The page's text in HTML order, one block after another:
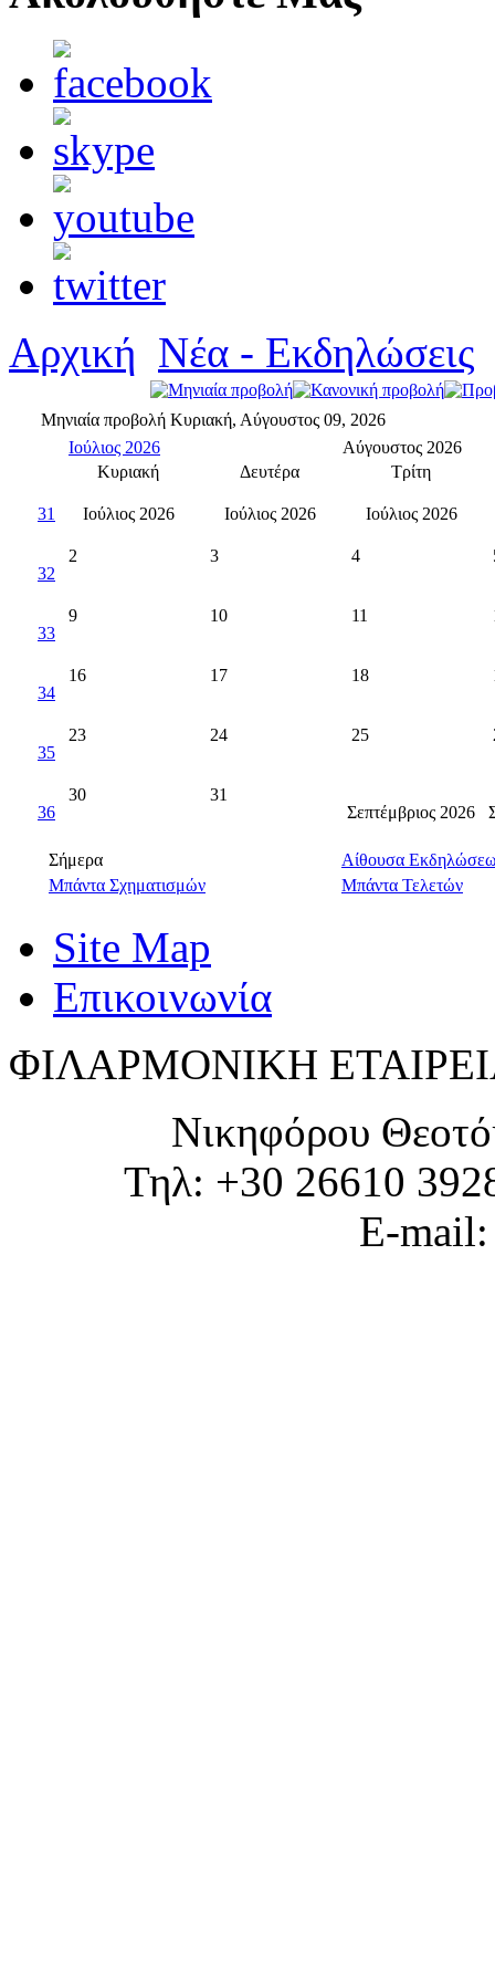
Αρχική Νέα - Εκδηλώσεις
Μηνιαία προβολή Κυριακή, Αύγουστος 09, 2026
Ιούλιος 2026
Αύγουστος 2026
Κυριακή
Δευτέρα Τρίτη
31 Ιούλιος 2026 Ιούλιος 2026 Ιούλιος 2026
32
2 3 4
33
9 10 11
34
16 17 18
35
23 24 25
36
30
31
Σεπτέμβριος 2026
Σήμερα
Αίθουσα
Μπάντα Σχηματισμών
Μπάντα Τελετών
Site Map
Επικοινωνία
ΦΙΛΑΡΜΟΝΙΚΗ
Νικηφόρου
Τηλ: +30 26610
E-